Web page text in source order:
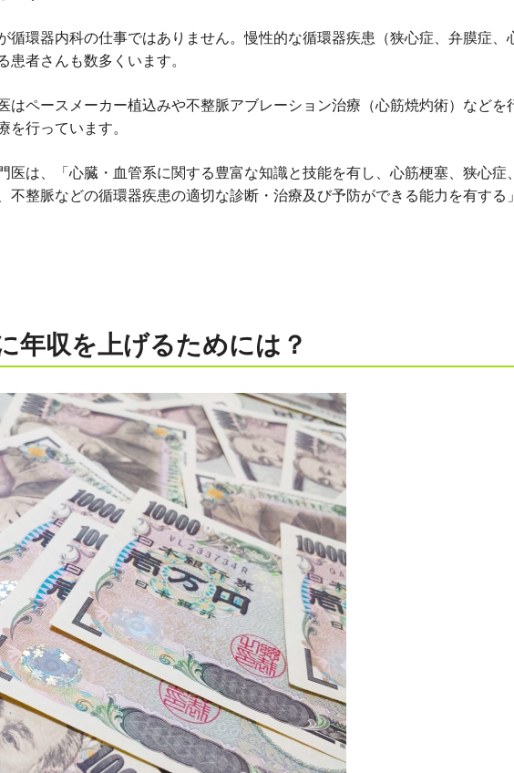
循環器内科の仕事ではありません。慢性的な循環器疾患（狭心症、弁膜症、
者さんも数多くいます。
はペースメーカー植込みや不整脈アブレーション治療（心筋焼灼術）などを
を行っています。
医は、「心臓・血管系に関する豊富な知識と技能を有し、心筋梗塞、狭心症、
不整脈などの循環器疾患の適切な診断・治療及び予防ができる能力を有する」
年収を上げるためには？